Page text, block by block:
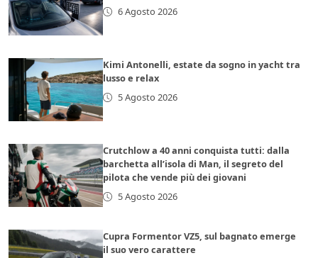
6 Agosto 2026
Kimi Antonelli, estate da sogno in yacht tra
lusso e relax
5 Agosto 2026
Crutchlow a 40 anni conquista tutti: dalla
barchetta all’isola di Man, il segreto del
pilota che vende più dei giovani
5 Agosto 2026
Cupra Formentor VZ5, sul bagnato emerge
il suo vero carattere